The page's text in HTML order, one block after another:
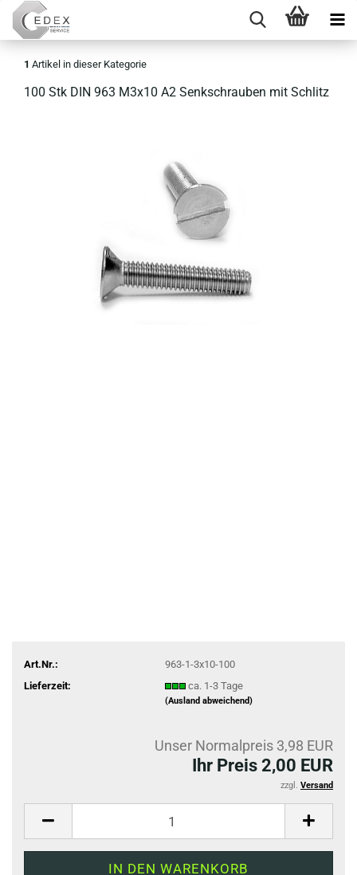
1 Artikel in dieser Kategorie
100 Stk DIN 963 M3x10 A2 Senk­schrau­ben mit Schlitz
Art.Nr.:
963-1-3x10-100
Lieferzeit:
ca. 1-3 Tage
(Ausland abweichend)
Unser Normalpreis 3,98 EUR
Ihr Preis 2,00 EUR
zzgl. Versand